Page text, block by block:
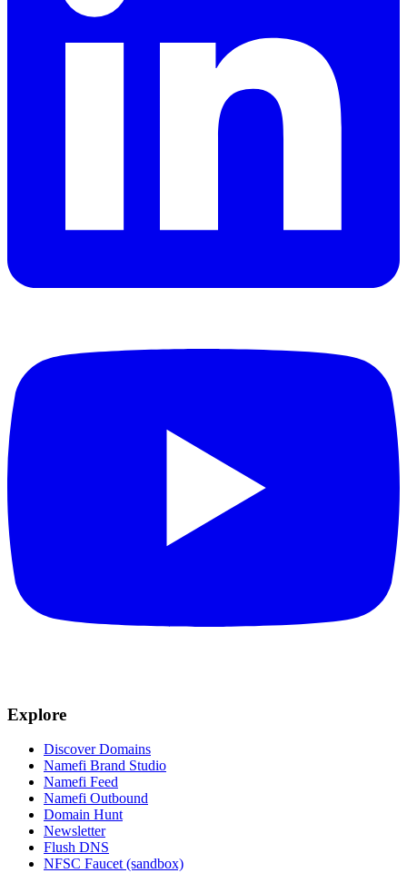
Explore
Discover Domains
Namefi Brand Studio
Namefi Feed
Namefi Outbound
Domain Hunt
Newsletter
Flush DNS
NFSC Faucet (sandbox)